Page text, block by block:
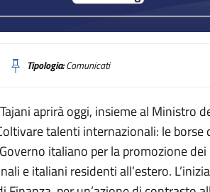
talenti internazionali: le borse di studio del
Tipologia:Comunicati
aprirà oggi, insieme al Ministro
talenti internazionali: le borse
italiano per la promozione
e italiani residenti all’estero.